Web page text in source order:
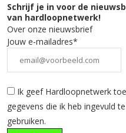
Schrijf je in voor de
van hardloopnetwerk!
Over onze nieuwsbrief
Jouw e-mailadres*
Ik geef Hardloopnetwerk
gegevens die ik heb ingevuld
gebruiken.